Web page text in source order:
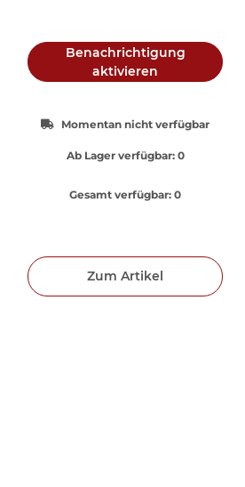
Benachrichtigung
aktivieren
Momentan nicht verfügbar
Ab Lager verfügbar:0
Gesamt verfügbar: 0
Zum Artikel